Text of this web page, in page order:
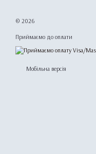
© 2026
Приймаємо до оплати
Мобільна версія